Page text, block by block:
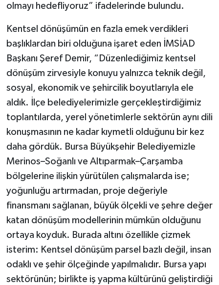
olmayı hedefliyoruz” ifadelerinde bulundu.
Kentsel dönüşümün en fazla emek verdikleri
başlıklardan biri olduğuna işaret eden İMSİAD
Başkanı Şeref Demir, “Düzenlediğimiz kentsel
dönüşüm zirvesiyle konuyu yalnızca teknik değil,
sosyal, ekonomik ve şehircilik boyutlarıyla ele
aldık. İlçe belediyelerimizle gerçekleştirdiğimiz
toplantılarda, yerel yönetimlerle sektörün aynı dili
konuşmasının ne kadar kıymetli olduğunu bir kez
daha gördük. Bursa Büyükşehir Belediyemizle
Merinos–Soğanlı ve Altıparmak–Çarşamba
bölgelerine ilişkin yürütülen çalışmalarda ise;
yoğunluğu artırmadan, proje değeriyle
finansmanı sağlanan, büyük ölçekli ve şehre değer
katan dönüşüm modellerinin mümkün olduğunu
ortaya koyduk. Burada altını özellikle çizmek
isterim: Kentsel dönüşüm parsel bazlı değil, insan
odaklı ve şehir ölçeğinde yapılmalıdır. Bursa yapı
sektörünün; birlikte iş yapma kültürünü geliştirdiği